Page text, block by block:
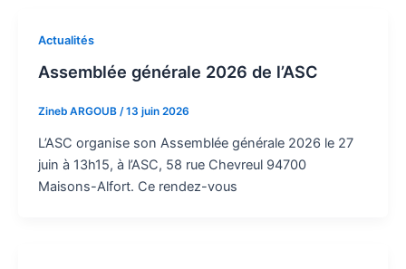
Actualités
Assemblée générale 2026 de l’ASC
Zineb ARGOUB /13 juin 2026
L’ASC organise son Assemblée générale 2026 le 27
juin à 13h15, à l’ASC, 58 rue Chevreul 94700
Maisons-Alfort. Ce rendez-vous